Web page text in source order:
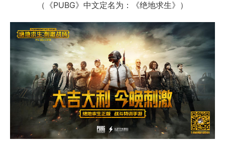
（《PUBG》中文定名为：《绝地求生》）